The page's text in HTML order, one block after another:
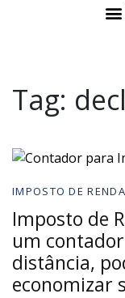
Tag:
IMPOSTO DE RENDA
Imposto de
um
distância,
economizar